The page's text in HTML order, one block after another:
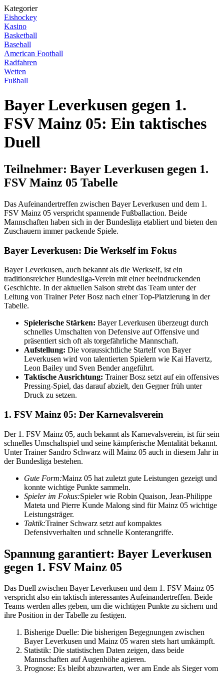
Kategorier
Eishockey
Kasino
Basketball
Baseball
American Football
Radfahren
Wetten
Fußball
Bayer Leverkusen gegen 1.
FSV Mainz 05: Ein taktisches
Duell
Teilnehmer: Bayer Leverkusen gegen 1.
FSV Mainz 05 Tabelle
Das Aufeinandertreffen zwischen Bayer Leverkusen und dem 1.
FSV Mainz 05 verspricht spannende Fußballaction. Beide
Mannschaften haben sich in der Bundesliga etabliert und bieten den
Zuschauern immer packende Spiele.
Bayer Leverkusen: Die Werkself im Fokus
Bayer Leverkusen, auch bekannt als die Werkself, ist ein
traditionsreicher Bundesliga-Verein mit einer beeindruckenden
Geschichte. In der aktuellen Saison strebt das Team unter der
Leitung von Trainer Peter Bosz nach einer Top-Platzierung in der
Tabelle.
Spielerische Stärken: Bayer Leverkusen überzeugt durch
schnelles Umschalten von Defensive auf Offensive und
präsentiert sich oft als torgefährliche Mannschaft.
Aufstellung: Die voraussichtliche Startelf von Bayer
Leverkusen wird von talentierten Spielern wie Kai Havertz,
Leon Bailey und Sven Bender angeführt.
Taktische Ausrichtung: Trainer Bosz setzt auf ein offensives
Pressing-Spiel, das darauf abzielt, den Gegner früh unter
Druck zu setzen.
1. FSV Mainz 05: Der Karnevalsverein
Der 1. FSV Mainz 05, auch bekannt als Karnevalsverein, ist für sein
schnelles Umschaltspiel und seine kämpferische Mentalität bekannt.
Unter Trainer Sandro Schwarz will Mainz 05 auch in diesem Jahr in
der Bundesliga bestehen.
Gute Form:Mainz 05 hat zuletzt gute Leistungen gezeigt und
konnte wichtige Punkte sammeln.
Spieler im Fokus:Spieler wie Robin Quaison, Jean-Philippe
Mateta und Pierre Kunde Malong sind für Mainz 05 wichtige
Leistungsträger.
Taktik:Trainer Schwarz setzt auf kompaktes
Defensivverhalten und schnelle Konterangriffe.
Spannung garantiert: Bayer Leverkusen
gegen 1. FSV Mainz 05
Das Duell zwischen Bayer Leverkusen und dem 1. FSV Mainz 05
verspricht also ein taktisch interessantes Aufeinandertreffen. Beide
Teams werden alles geben, um die wichtigen Punkte zu sichern und
ihre Position in der Tabelle zu festigen.
Bisherige Duelle: Die bisherigen Begegnungen zwischen
Bayer Leverkusen und Mainz 05 waren stets hart umkämpft.
Statistik: Die statistischen Daten zeigen, dass beide
Mannschaften auf Augenhöhe agieren.
Prognose: Es bleibt abzuwarten, wer am Ende als Sieger vom